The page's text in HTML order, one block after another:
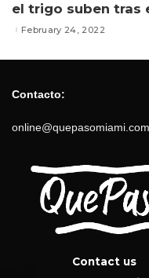
el trigo suben tras
February 24, 2022
Contacto:
online@quepasomiami.com
Contact us